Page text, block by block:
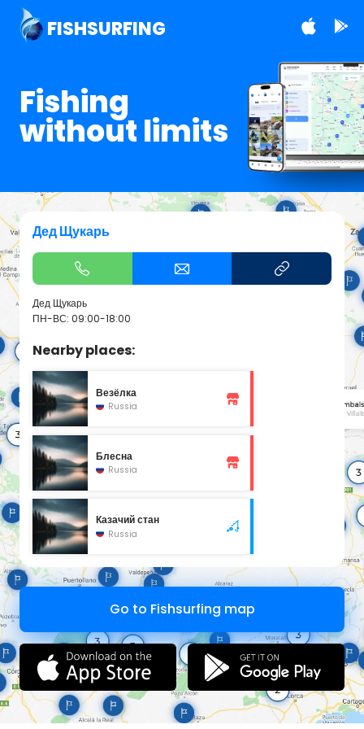
FISHSURFING
Fishing
without limits
Дед Щукарь
Дед Щукарь
ПН-ВС: 09:00-18:00
Nearby places:
Везёлка
Russia
Блесна
Russia
Казачий стан
Russia
Go to Fishsurfing map